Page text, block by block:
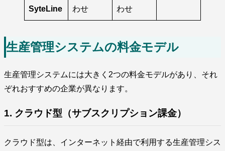
SyteLine
わせ
わせ
生産管理システムの料金モデル
生産管理システムには大きく2つの料金モデルがあり、それ
ぞれおすすめの企業が異なります。
1. クラウド型（サブスクリプション課金）
クラウド型は、インターネット経由で利用する生産管理シス